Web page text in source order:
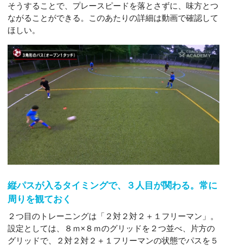
そうすることで、プレースピードを落とさずに、味方とつ
ながることができる。このあたりの詳細は動画で確認して
ほしい。
縦パスが入るタイミングで、３人目が関わる。常に
周りを観ておく
２つ目のトレーニングは「２対２対２＋１フリーマン」。
設定としては、８ｍ×８ｍのグリッドを２つ並べ、片方の
グリッドで、２対２対２＋１フリーマンの状態でパスを５